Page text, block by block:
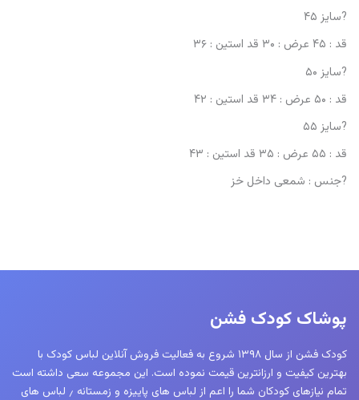
?سایز ۴۵
قد : ۴۵ عرض : ۳۰ قد استین : ۳۶
?سایز ۵۰
قد : ۵۰ عرض : ۳۴ قد استین : ۴۲
?سایز ۵۵
قد : ۵۵ عرض : ۳۵ قد استین : ۴۳
?جنس : شمعی داخل خز
پوشاک کودک فشن
کودک فشن از سال ۱۳۹۸ شروع به فعالیت فروش آنلاین لباس کودک با
بهترین کیفیت و ارزانترین قیمت نموده است. این مجموعه سعی داشته است
تمام نیازهای کودکان شما را اعم از لباس های پاییزه و زمستانه ٫ لباس های